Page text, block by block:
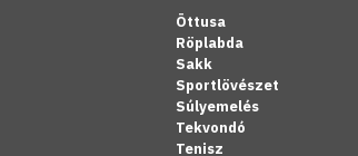
Öttusa
Röplabda
Sakk
Sportlövészet
Súlyemelés
Tekvondó
Tenisz